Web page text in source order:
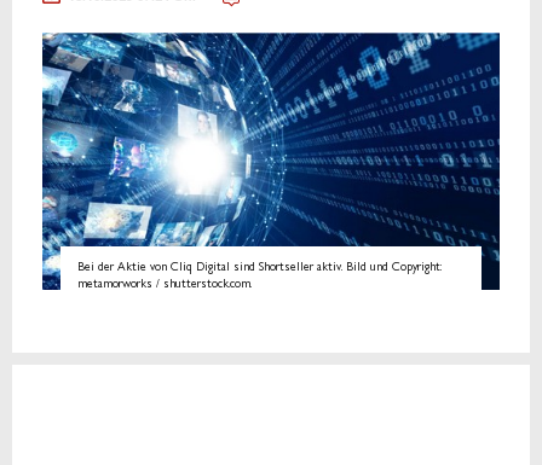
Bei der Aktie von Cliq Digital sind Shortseller aktiv. Bild und Copyright:
metamorworks / shutterstock.com.